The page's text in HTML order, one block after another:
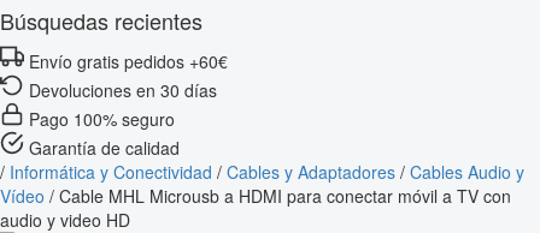
Búsquedas recientes
Envío gratis pedidos +60€
Devoluciones en 30 días
Pago 100% seguro
Garantía de calidad
/ Informática y Conectividad / Cables y Adaptadores / Cables Audio y
Vídeo / Cable MHL Microusb a HDMI para conectar móvil a TV con
audio y video HD